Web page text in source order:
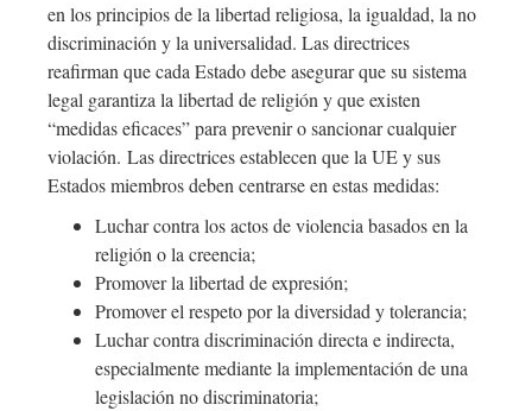
en los principios de la libertad religiosa, la igualdad, la no
discriminación y la universalidad. Las directrices
reafirman que cada Estado debe asegurar que su sistema
legal garantiza la libertad de religión y que existen
“medidas eficaces” para prevenir o sancionar cualquier
violación. Las directrices establecen que la UE y sus
Estados miembros deben centrarse en estas medidas:
Luchar contra los actos de violencia basados en la
religión o la creencia;
Promover la libertad de expresión;
Promover el respeto por la diversidad y tolerancia;
Luchar contra discriminación directa e indirecta,
especialmente mediante la implementación de una
legislación no discriminatoria;